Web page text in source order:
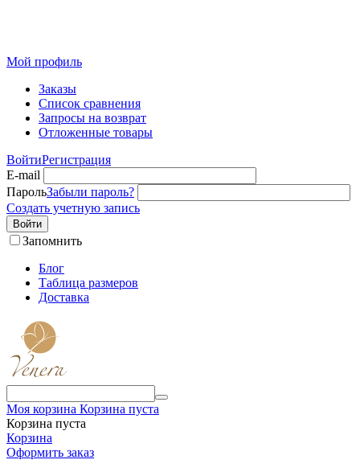
Мой профиль
Заказы
Список сравнения
Запросы на возврат
Отложенные товары
ВойтиРегистрация
E-mail
ПарольЗабыли пароль?
Создать учетную запись
Войти
Запомнить
Блог
Таблица размеров
Доставка
Моя корзина Корзина пуста
Корзина пуста
Корзина
Оформить заказ